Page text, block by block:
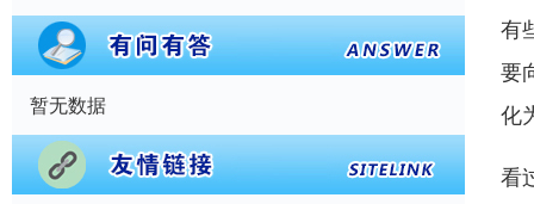
暂无数据
有
要
化
看